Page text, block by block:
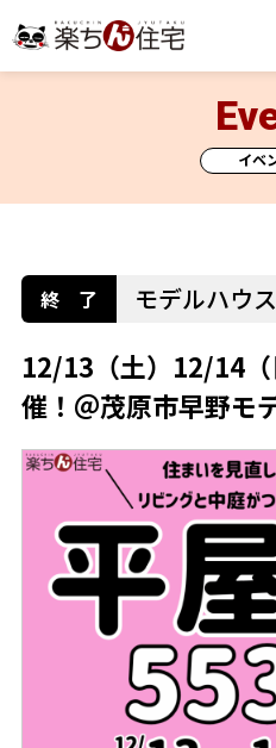
イベ
モデルハウ
12/13（土）12/14
催！＠茂原市早野モ